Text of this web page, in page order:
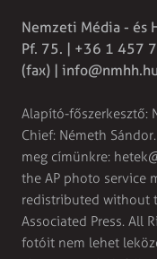
Nemzeti Média - és
Pf. 75. | +36 1 457
(fax) | info@nmhh.hu
Alapító-főszerkesztő:
Chief: Németh
meg címünkre:
the AP photo service
redistributed without
Associated Press. All
fotóit nem lehet